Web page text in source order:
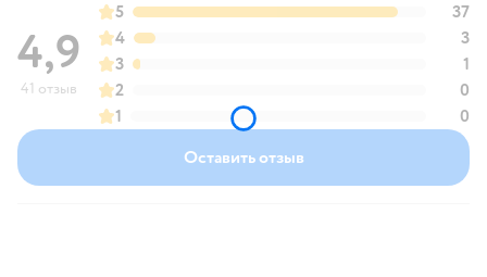
4,9
41 отзыв
5
37
4
3
3
1
2
0
1
0
Оставить отзыв